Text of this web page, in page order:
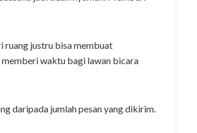
ruang justru bisa membuat
waktu bagi lawan bicara
daripada jumlah pesan yang dikirim.